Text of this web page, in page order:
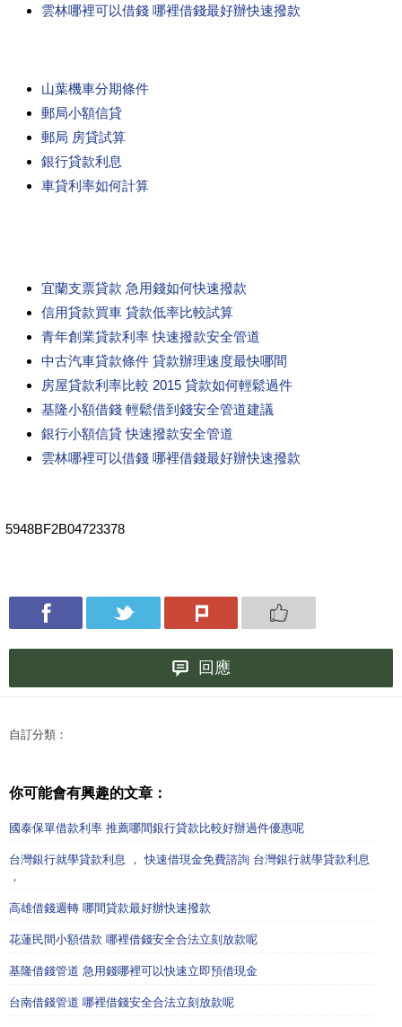
雲林哪裡可以借錢 哪裡借錢最好辦快速撥款
山葉機車分期條件
郵局小額信貸
郵局 房貸試算
銀行貸款利息
車貸利率如何計算
宜蘭支票貸款 急用錢如何快速撥款
信用貸款買車 貸款低率比較試算
青年創業貸款利率 快速撥款安全管道
中古汽車貸款條件 貸款辦理速度最快哪間
房屋貸款利率比較 2015 貸款如何輕鬆過件
基隆小額借錢 輕鬆借到錢安全管道建議
銀行小額信貸 快速撥款安全管道
雲林哪裡可以借錢 哪裡借錢最好辦快速撥款
5948BF2B04723378
回應
自訂分類：
你可能會有興趣的文章：
國泰保單借款利率 推薦哪間銀行貸款比較好辦過件優惠呢
台灣銀行就學貸款利息 ， 快速借現金免費諮詢 台灣銀行就學貸款利息
，
高雄借錢週轉 哪間貸款最好辦快速撥款
花蓮民間小額借款 哪裡借錢安全合法立刻放款呢
基隆借錢管道 急用錢哪裡可以快速立即預借現金
台南借錢管道 哪裡借錢安全合法立刻放款呢